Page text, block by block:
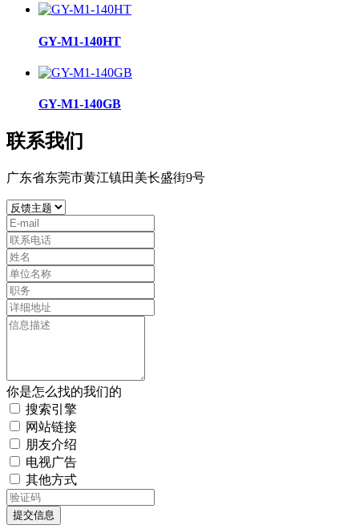
GY-M1-140HT
GY-M1-140GB
联系我们
广东省东莞市黄江镇田美长盛街9号
你是怎么找的我们的
搜索引擎
网站链接
朋友介绍
电视广告
其他方式
提交信息